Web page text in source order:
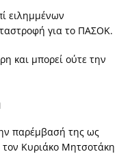
ειλημμένων
για το ΠΑΣΟΚ.
και μπορεί ούτε την
παρέμβασή της ως
τον Κυριάκο Μητσοτάκη